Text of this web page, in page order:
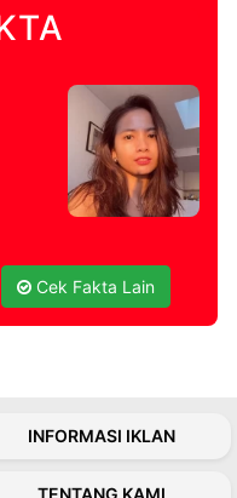
Cek Fakta Lain
INFORMASI IKLAN
TENTANG KAMI